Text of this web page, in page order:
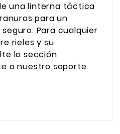
una linterna táctica
para un
Para cualquier
rieles y su
la sección
a nuestro soporte.